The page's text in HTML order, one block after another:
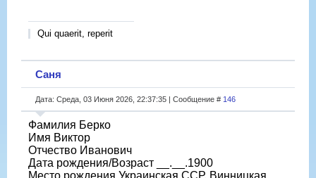
Qui quaerit, reperit
Саня
Дата: Среда, 03 Июня 2026, 22:37:35 | Сообщение # 146
Фамилия Берко
Имя Виктор
Отчество Иванович
Дата рождения/Возраст __.__.1900
Место рождения Украинская ССР, Винницкая